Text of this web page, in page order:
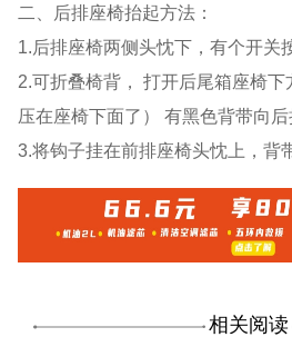
二、后排座椅抬起方法：
1.后排座椅两侧头忱下，有个开关
2.可折叠椅背， 打开后尾箱座椅
压在座椅下面了） 有黑色背带向后
3.将钩子挂在前排座椅头忱上，背
相关阅读